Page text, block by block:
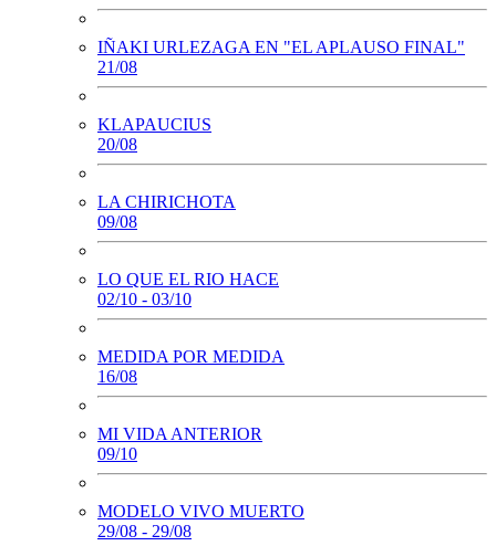
IÑAKI URLEZAGA EN "EL APLAUSO FINAL"
21/08
KLAPAUCIUS
20/08
LA CHIRICHOTA
09/08
LO QUE EL RIO HACE
02/10 - 03/10
MEDIDA POR MEDIDA
16/08
MI VIDA ANTERIOR
09/10
MODELO VIVO MUERTO
29/08 - 29/08